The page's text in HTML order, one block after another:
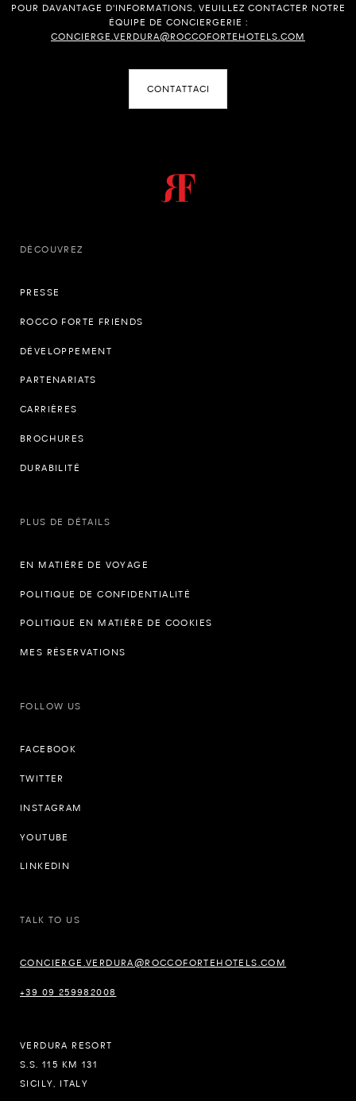
POUR DAVANTAGE D'INFORMATIONS, VEUILLEZ CONTACTER NOTRE
ÉQUIPE DE CONCIERGERIE :
CONCIERGE.VERDURA@ROCCOFORTEHOTELS.COM
CONTATTACI
DÉCOUVREZ
PRESSE
ROCCO FORTE FRIENDS
DÉVELOPPEMENT
PARTENARIATS
CARRIÈRES
BROCHURES
DURABILITÉ
PLUS DE DÉTAILS
EN MATIÈRE DE VOYAGE
POLITIQUE DE CONFIDENTIALITÉ
POLITIQUE EN MATIÈRE DE COOKIES
MES RÉSERVATIONS
FOLLOW US
FACEBOOK
TWITTER
INSTAGRAM
YOUTUBE
LINKEDIN
TALK TO US
CONCIERGE.VERDURA@ROCCOFORTEHOTELS.COM
+39 09 259982008
VERDURA RESORT
S.S. 115 KM 131
SICILY, ITALY